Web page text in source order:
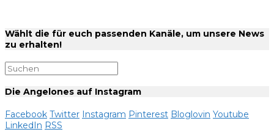
Wählt die für euch passenden Kanäle, um unsere News
zu erhalten!
Die Angelones auf Instagram
Facebook Twitter Instagram Pinterest Bloglovin Youtube
LinkedIn RSS